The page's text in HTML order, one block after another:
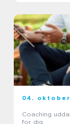
04. oktober
Coaching
for dig